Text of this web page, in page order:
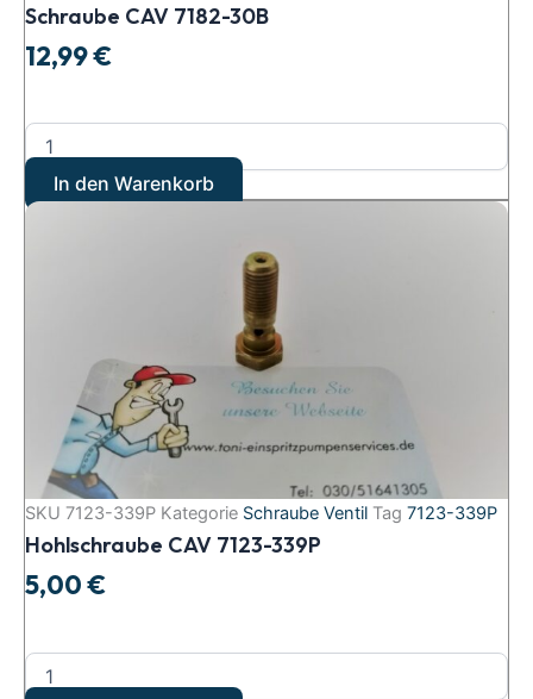
Schraube CAV 7182-30B
12,99€
In den Warenkorb
SKU 7123-339P Kategorie Schraube Ventil Tag 7123-339P
Hohlschraube CAV 7123-339P
5,00€